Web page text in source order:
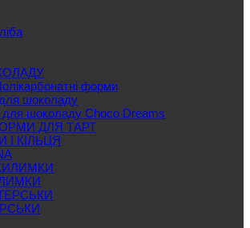
форми
шоколаду
для шоколаду Choco Dreams
ДЛЯ ТАРТ
І КІЛЬЦЯ